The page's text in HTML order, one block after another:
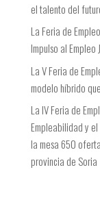
el talento del
La Feria de
Impulso al
La V Feria de
modelo híbrido
La IV Feria de
Empleabilidad y
la mesa 650
provincia de Soria